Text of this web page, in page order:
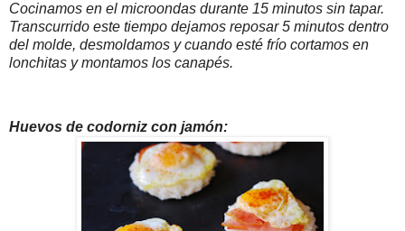
Cocinamos en el microondas durante 15 minutos sin tapar.
Transcurrido este tiempo dejamos reposar 5 minutos dentro
del molde, desmoldamos y cuando esté frío cortamos en
lonchitas y montamos los canapés.
Huevos de codorniz con jamón: